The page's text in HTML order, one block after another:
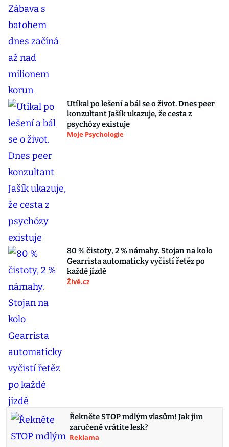
Utíkal po lešení a bál se o život. Dnes peer
konzultant Jašík ukazuje, že cesta z
psychózy existuje
Moje Psychologie
80 % čistoty, 2 % námahy. Stojan na kolo
Gearrista automaticky vyčistí řetěz po
každé jízdě
Živě.cz
Řekněte STOP mdlým vlasům! Jak jim
zaručeně vrátíte lesk?
Reklama